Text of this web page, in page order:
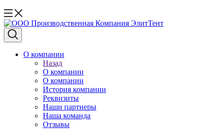
О компании
Назад
О компании
О компании
История компании
Реквизиты
Наши партнеры
Наша команда
Отзывы